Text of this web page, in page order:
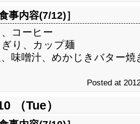
事内容(7/12)］
コーヒー
り、カップ麺
味噌汁、めかじきバター焼
Posted at
（Tue）